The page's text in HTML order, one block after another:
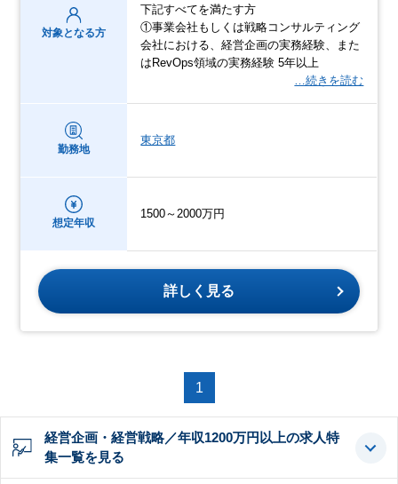
対象となる方
下記すべてを満たす方
①事業会社もしくは戦略コンサルティング
会社における、経営企画の実務経験、また
はRevOps領域の実務経験 5年以上
…続きを読む
勤務地
東京都
想定年収
1500～2000万円
詳しく見る
1
経営企画・経営戦略／年収1200万円以上の求人特
集一覧を見る